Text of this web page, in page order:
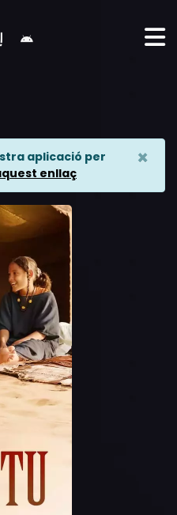
aplicació per
enllaç
×